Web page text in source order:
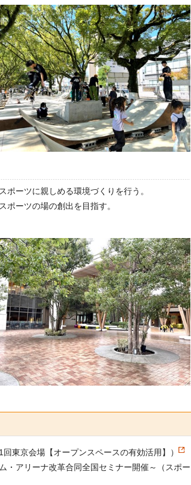
ーツに親しめる環境づくりを行う。
ーツの場の創出を目指す。
東京会場【オープンスペースの有効活用】）
・アリーナ改革合同全国セミナー開催～（スポー